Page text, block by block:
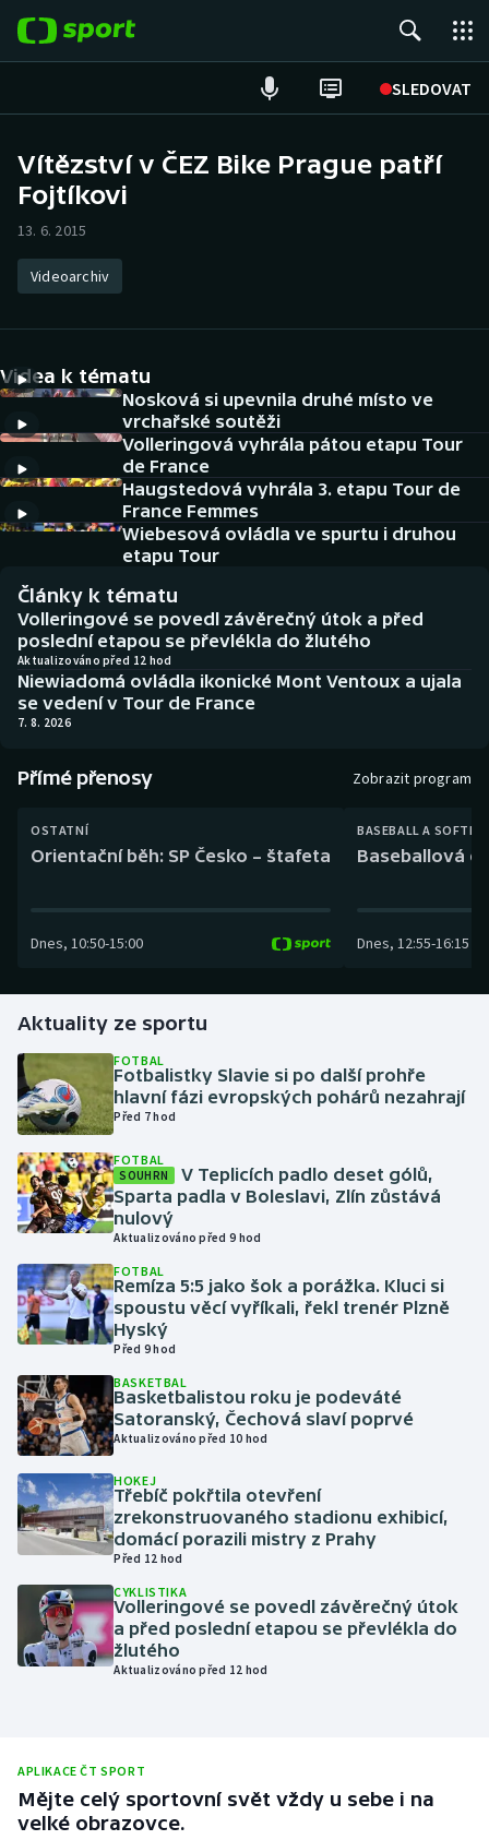
SLEDOVAT
Hokej
Atletika
DALŠÍ SPORTY
Americký fotbal
Baseball a softbal
Biatlon
Boby a skeleton
Box
Curling
Dostihy
Gymnastika
Házená
Jezdectví
Judo
Krasobruslení
Lezení
Lyže a snowboard
Moderní pětiboj
Motorsport
Olympijské hry
Parasport
Plavání
Plážový volejbal
Rychlobruslení
Rychlostní kanoistika
NEPŘEHLÉDNĚTE
Historické návraty
Aplikace ČT sport
AZ kvíz
Vítězství v ČEZ Bike Prague patří
Fojtíkovi
13. 6. 2015
Videoarchiv
Videa k tématu
Nosková si upevnila druhé místo ve
vrchařské soutěži
Volleringová vyhrála pátou etapu Tour
de France
Haugstedová vyhrála 3. etapu Tour de
France Femmes
Wiebesová ovládla ve spurtu i druhou
etapu Tour
Články k tématu
Volleringové se povedl závěrečný útok a před
poslední etapou se převlékla do žlutého
Aktualizováno před 12 hod
Niewiadomá ovládla ikonické Mont Ventoux a ujala
se vedení v Tour de France
7. 8. 2026
Přímé přenosy Zobrazit program
OSTATNÍ
Orientační běh: SP Česko – štafeta
Dnes, 10:50-15:00
BASEBALL A
Baseballová
Dnes, 12:55-16:15
Aktuality ze sportu
FOTBAL
Fotbalistky Slavie si po další prohře
hlavní fázi evropských pohárů nezahrají
Před 7 hod
FOTBAL
SOUHRN
V Teplicích padlo deset gólů,
Sparta padla v Boleslavi, Zlín zůstává
nulový
Aktualizováno před 9 hod
FOTBAL
Remíza 5:5 jako šok a porážka. Kluci si
spoustu věcí vyříkali, řekl trenér Plzně
Hyský
Před 9 hod
BASKETBAL
Basketbalistou roku je podeváté
Satoranský, Čechová slaví poprvé
Aktualizováno před 10 hod
HOKEJ
Třebíč pokřtila otevření
zrekonstruovaného stadionu exhibicí,
domácí porazili mistry z Prahy
Před 12 hod
CYKLISTIKA
Volleringové se povedl závěrečný útok
a před poslední etapou se převlékla do
žlutého
Aktualizováno před 12 hod
APLIKACE ČT SPORT
Mějte celý sportovní svět vždy u sebe i na
velké obrazovce.